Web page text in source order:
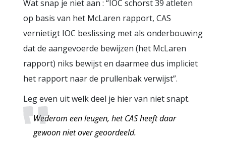
Wat snap je niet aan : “IOC schorst 39 atleten
op basis van het McLaren rapport, CAS
vernietigt IOC beslissing met als onderbouwing
dat de aangevoerde bewijzen (het McLaren
rapport) niks bewijst en daarmee dus impliciet
het rapport naar de prullenbak verwijst”.
Leg even uit welk deel je hier van niet snapt.
Wederom een leugen, het CAS heeft daar
gewoon niet over geoordeeld.